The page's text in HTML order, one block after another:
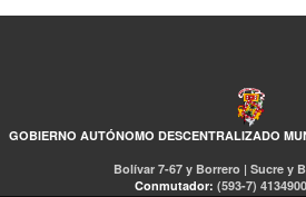
GOBIERNO AUTÓNOMO DESCENTRALIZADO
Bolívar 7-67 y Borrero | Sucre y
Conmutador: (593-7)